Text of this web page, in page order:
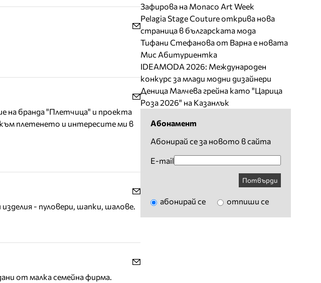
брандa "Плетчица" и проектa
плетенето и интересите ми в
- пуловери, шапки, шалове.
от малка семейна фирма.
Зафирова на Monaco Art Week
Pelagia Stage Couture открива нова
страница в българската мода
Тифани Стефанова от Варна е новата
Мис Абитуриентка
IDEAMODA 2026: Международен
конкурс за млади модни дизайнери
Деница Малчева грейна като "Царица
Роза 2026" на Казанлък
Абонамент
Абонирай се за новото в сайта
E-mail
Потвърди
абонирай се отпиши се